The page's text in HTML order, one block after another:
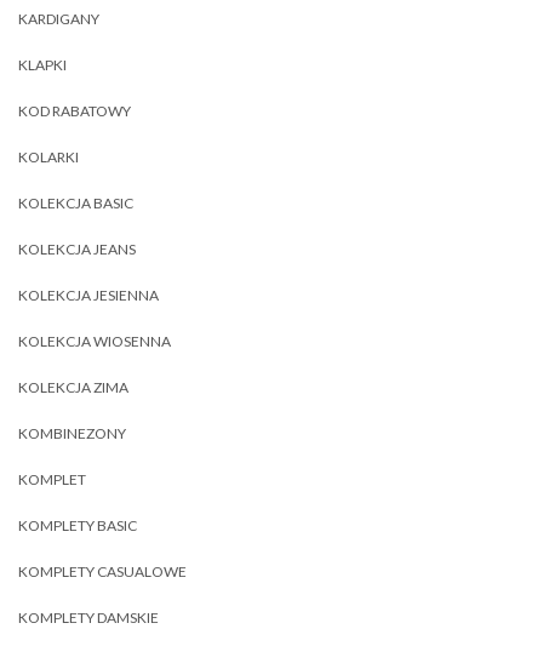
KARDIGANY
KLAPKI
KOD RABATOWY
KOLARKI
KOLEKCJA BASIC
KOLEKCJA JEANS
KOLEKCJA JESIENNA
KOLEKCJA WIOSENNA
KOLEKCJA ZIMA
KOMBINEZONY
KOMPLET
KOMPLETY BASIC
KOMPLETY CASUALOWE
KOMPLETY DAMSKIE